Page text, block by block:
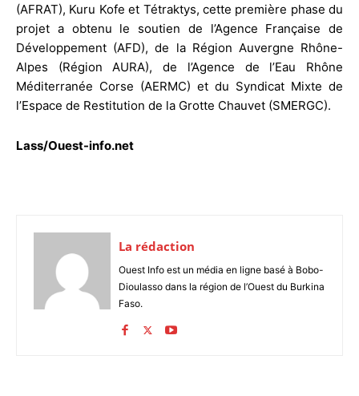
(AFRAT), Kuru Kofe et Tétraktys, cette première phase du
projet a obtenu le soutien de l’Agence Française de
Développement (AFD), de la Région Auvergne Rhône-
Alpes (Région AURA), de l’Agence de l’Eau Rhône
Méditerranée Corse (AERMC) et du Syndicat Mixte de
l’Espace de Restitution de la Grotte Chauvet (SMERGC).
Lass/Ouest-info.net
La rédaction
Ouest Info est un média en ligne basé à Bobo-
Dioulasso dans la région de l’Ouest du Burkina
Faso.